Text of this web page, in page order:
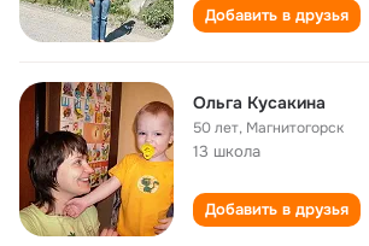
Добавить в друзья
Ольга Кусакина
50 лет, Магнитогорск
13 школа
Добавить в друзья